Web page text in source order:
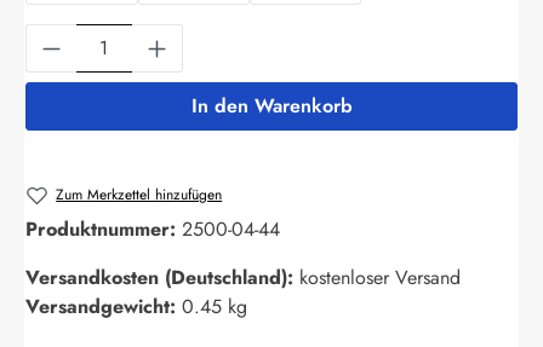
Produkt Anzahl: Gib den gewünschten
In den Warenkorb
Zum Merkzettel hinzufügen
Produktnummer: 2500-04-44
Versandkosten (Deutschland): kostenloser Versand
Versandgewicht: 0.45 kg